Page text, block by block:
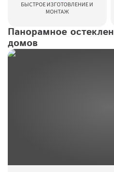
БЫСТРОЕ ИЗГОТОВЛЕНИЕ И
МОНТАЖ
Панорамное
домов